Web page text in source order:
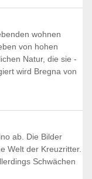
wohnen
von hohen
Natur, die sie -
wird Bregna von
ab. Die Bilder
Welt der Kreuzritter.
Schwächen